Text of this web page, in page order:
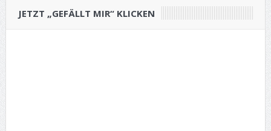
JETZT „GEFÄLLT MIR“ KLICKEN